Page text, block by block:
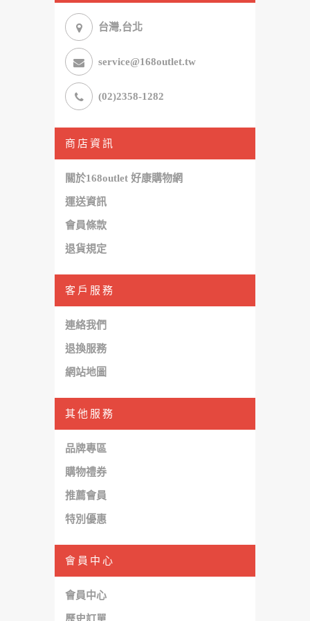
台灣,台北
service@168outlet.tw
(02)2358-1282
商店資訊
關於168outlet 好康購物網
運送資訊
會員條款
退貨規定
客戶服務
連絡我們
退換服務
網站地圖
其他服務
品牌專區
購物禮券
推薦會員
特別優惠
會員中心
會員中心